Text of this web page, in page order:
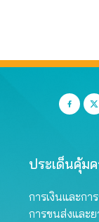
ประเด็นคุ้ม
การเงินและกา
การขนส่งและ